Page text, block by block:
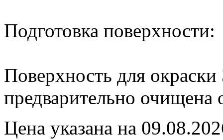
Подготовка поверхности:
Поверхность для
предварительно очищена
Цена указана на